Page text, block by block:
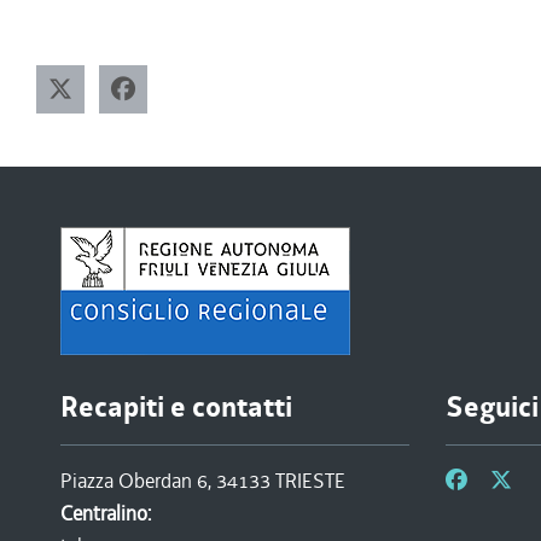
Recapiti e contatti
Piazza Oberdan 6, 34133 TRIESTE
Centralino: